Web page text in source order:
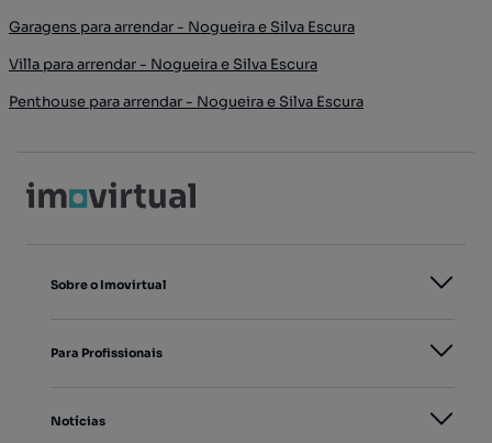
Garagens para arrendar - Nogueira e Silva Escura
Villa para arrendar - Nogueira e Silva Escura
Penthouse para arrendar - Nogueira e Silva Escura
Sobre o Imovirtual
Para Profissionais
Notícias